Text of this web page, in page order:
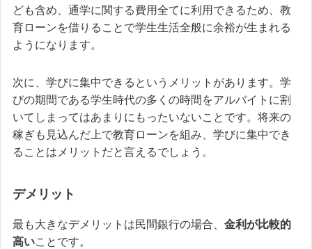
ども含め、通学に関する費用全てに利用できるため、教
育ローンを借りることで学生生活全般に余裕が生まれる
ようになります。
次に、学びに集中できるというメリットがあります。学
びの期間である学生時代の多くの時間をアルバイトに割
いてしまってはあまりにもったいないことです。将来の
稼ぎも見込んだ上で教育ローンを組み、学びに集中でき
ることはメリットだと言えるでしょう。
デメリット
最も大きなデメリットは民間銀行の場合、 金利が比較的
高いことです。